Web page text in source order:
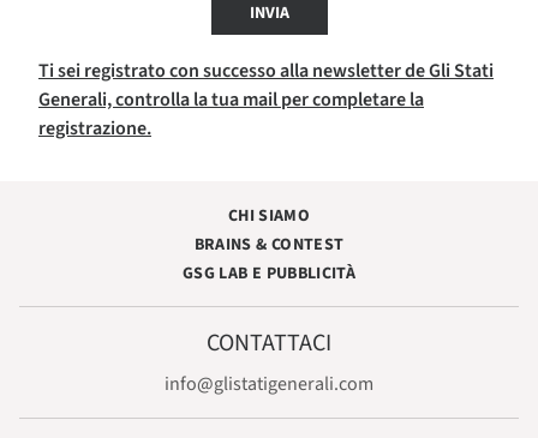
INVIA
Ti sei registrato con successo alla newsletter de Gli Stati
Generali, controlla la tua mail per completare la
registrazione.
CHI SIAMO
BRAINS & CONTEST
GSG LAB E PUBBLICITÀ
CONTATTACI
info@glistatigenerali.com